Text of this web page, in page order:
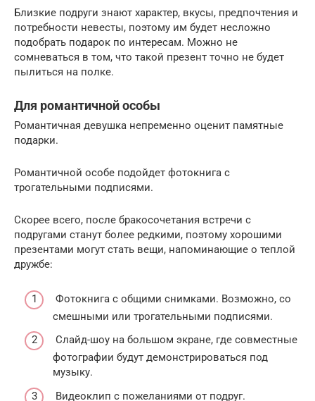
Близкие подруги знают характер, вкусы, предпочтения и
потребности невесты, поэтому им будет несложно
подобрать подарок по интересам. Можно не
сомневаться в том, что такой презент точно не будет
пылиться на полке.
Для романтичной особы
Романтичная девушка непременно оценит памятные
подарки.
Романтичной особе подойдет фотокнига с
трогательными подписями.
Скорее всего, после бракосочетания встречи с
подругами станут более редкими, поэтому хорошими
презентами могут стать вещи, напоминающие о теплой
дружбе:
Фотокнига с общими снимками. Возможно, со
смешными или трогательными подписями.
Слайд-шоу на большом экране, где совместные
фотографии будут демонстрироваться под
музыку.
Видеоклип с пожеланиями от подруг.